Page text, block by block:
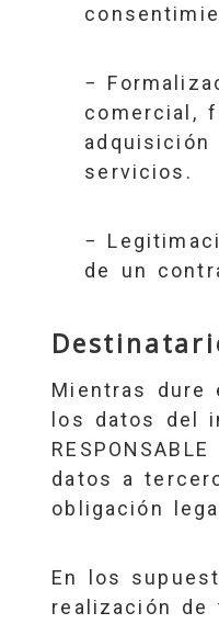
−
comercial,
servicios.
−
de un
Mientras dure
los datos del
datos a
obligación
En los
realización de